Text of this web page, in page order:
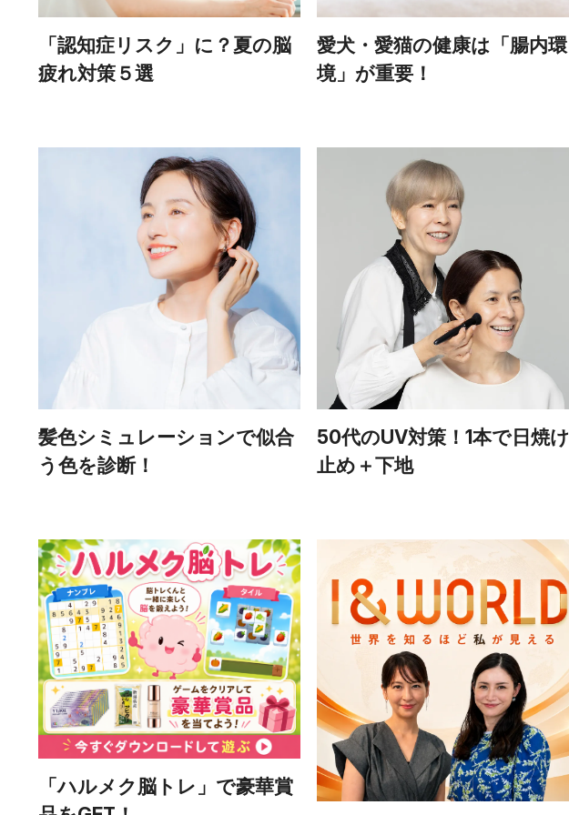
「認知症リスク」に？夏の脳
疲れ対策５選
愛犬・愛猫の健康は「腸内環
境」が重要！
髪色シミュレーションで似合
う色を診断！
50代のUV対策！1本で日焼け
止め＋下地
「ハルメク脳トレ」で豪華賞